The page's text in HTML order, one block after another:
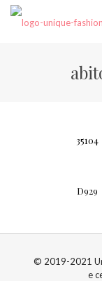
35104
D929
© 2019-2021
e